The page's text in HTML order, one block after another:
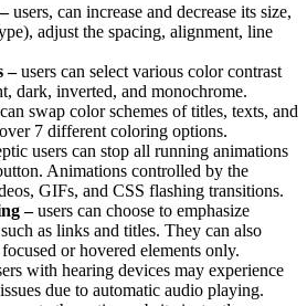
users, can increase and decrease its size,
adjust the spacing, alignment, line
–users can select various color contrast
dark, inverted, and monochrome.
swap color schemes of titles, texts, and
7 different coloring options.
users can stop all running animations
Animations controlled by the
GIFs, and CSS flashing transitions.
–users can choose to emphasize
as links and titles. They can also
or hovered elements only.
with hearing devices may experience
due to automatic audio playing.